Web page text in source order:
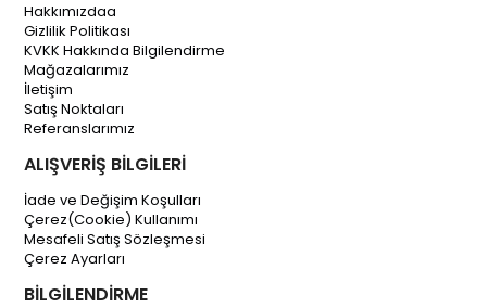
Hakkımızdaa
Gizlilik Politikası
KVKK Hakkında Bilgilendirme
Mağazalarımız
İletişim
Satış Noktaları
Referanslarımız
ALIŞVERİŞ BİLGİLERİ
İade ve Değişim Koşulları
Çerez(Cookie) Kullanımı
Mesafeli Satış Sözleşmesi
Çerez Ayarları
BİLGİLENDİRME